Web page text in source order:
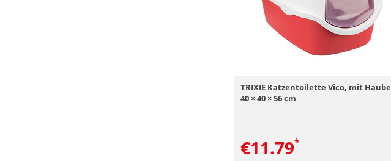
TRIXIE Katzentoilette Vico, mit Haube
40 × 40 × 56 cm
€11.79